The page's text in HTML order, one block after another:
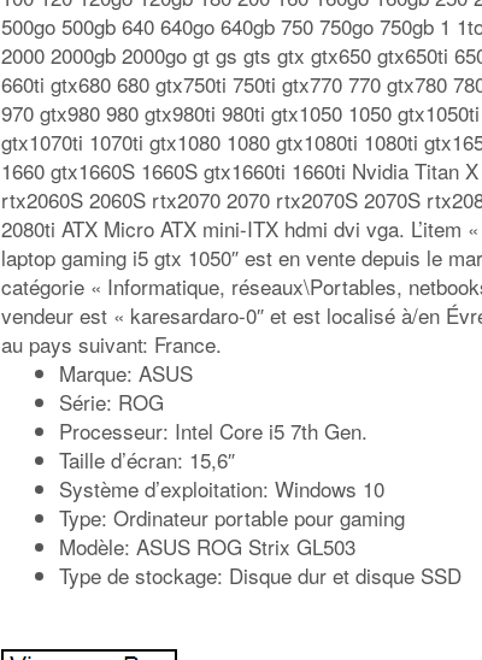
500go 500gb 640 640go 640gb 750 750go 750gb 1
2000 2000gb 2000go gt gs gts gtx gtx650 gtx650ti
660ti gtx680 680 gtx750ti 750ti gtx770 770 gtx780
970 gtx980 980 gtx980ti 980ti gtx1050 1050
gtx1070ti 1070ti gtx1080 1080 gtx1080ti 1080ti
1660 gtx1660S 1660S gtx1660ti 1660ti Nvidia Titan
rtx2060S 2060S rtx2070 2070 rtx2070S 2070S
2080ti ATX Micro ATX mini-ITX hdmi dvi vga. L’item
laptop gaming i5 gtx 1050″ est en vente depuis le
catégorie « Informatique, réseaux\Portables,
vendeur est « karesardaro-0″ et est localisé à/en
au pays suivant: France.
Marque: ASUS
Série: ROG
Processeur: Intel Core i5 7th Gen.
Taille d’écran: 15,6″
Système d’exploitation: Windows 10
Type: Ordinateur portable pour gaming
Modèle: ASUS ROG Strix GL503
Type de stockage: Disque dur et disque SSD